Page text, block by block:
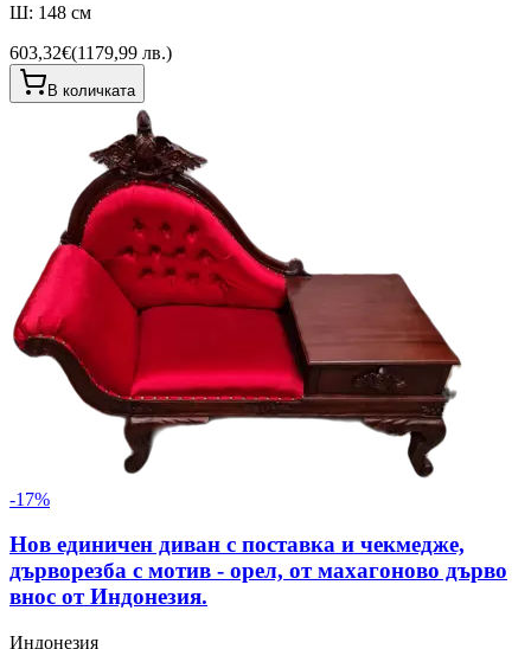
Ш: 148 см
603,32€(1179,99 лв.)
В количката
-17%
Нов единичен диван с поставка и чекмедже,
дърворезба с мотив - орел, от махагоново дърво
внос от Индонезия.
Индонезия